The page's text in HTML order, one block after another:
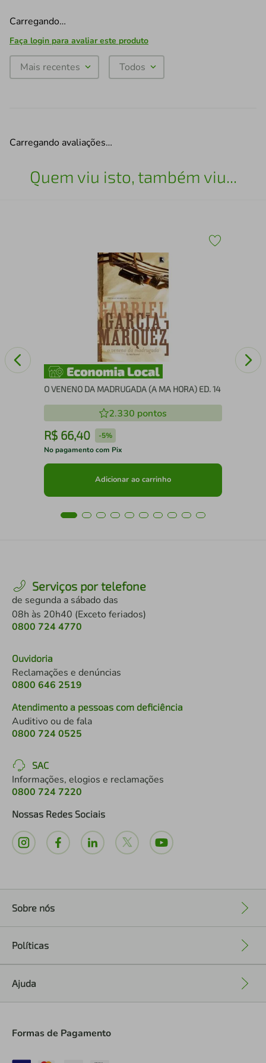
Carregando…
Faça login para avaliar este produto
Mais recentes Todos
Carregando avaliações…
Quem viu isto, também viu...
O VENENO DA MADRUGADA (A MA HORA) ED. 14
2.330 pontos
R$ 66,40 -5%
No pagamento com Pix
Adicionar ao carrinho
Serviços por telefone
de segunda a sábado das
08h às 20h40 (Exceto feriados)
0800 724 4770
Ouvidoria
Reclamações e denúncias
0800 646 2519
Atendimento a pessoas com deficiência
Auditivo ou de fala
0800 724 0525
SAC
Informações, elogios e reclamações
0800 724 7220
Nossas Redes Sociais
Sobre nós
Políticas
Ajuda
Formas de Pagamento